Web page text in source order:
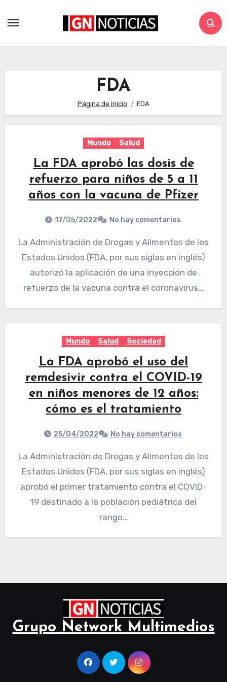
FDA
Página de inicio FDA
Mundo Salud
La FDA aprobó las dosis de
refuerzo para niños de 5 a 11
años con la vacuna de Pfizer
17/05/2022 No hay comentarios
La Administración de Drogas y Alimentos de los
Estados Unidos (FDA, por sus siglas en inglés)
autorizó la aplicación de una inyección de
refuerzo de la vacuna contra el coronavirus…
Mundo Salud Sociedad
La FDA aprobó el uso del
remdesivir contra el COVID-19
en niños menores de 12 años:
cómo es el tratamiento
25/04/2022 No hay comentarios
La Administración de Drogas y Alimentos de los
Estados Unidos (FDA, por sus siglas en inglés)
aprobó el primer tratamiento contra el COVID-
19 destinado a la población pediátrica del
rango…
Grupo Network Multimedios